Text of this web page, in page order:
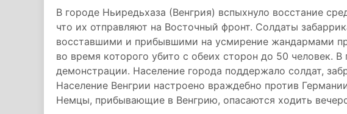
В городе Ньиредьхаза (Венгрия) вспыхнуло восстание
что их отправляют на Восточный фронт. Солдаты
восставшими и прибывшими на усмирение жандармами
во время которого убито с обеих сторон до 50 человек.
демонстрации. Население города поддержало солдат,
Население Венгрии настроено враждебно против
Немцы, прибывающие в Венгрию, опасаются ходить